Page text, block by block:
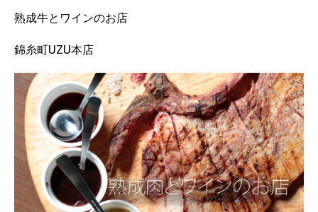
熟成牛とワインのお店
錦糸町UZU本店